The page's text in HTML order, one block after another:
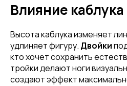
Влияние
Высота каблука изменяет
удлиняет фигуру. Двойки
кто хочет сохранить
тройки делают ноги
создают эффект